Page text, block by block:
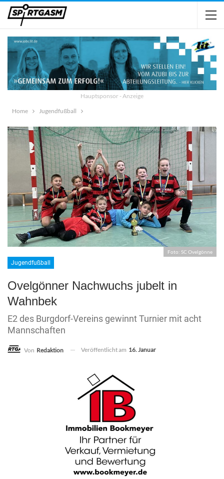
Hauptsponsor - Anzeige
Home
Jugendfußball
Foto: SC Ovelgönne
Jugendfußball
Ovelgönner Nachwuchs jubelt in
Wahnbek
E2 des Burgdorf-Vereins gewinnt Turnier mit acht
Mannschaften
Von Redaktion Veröffentlicht am 16. Januar